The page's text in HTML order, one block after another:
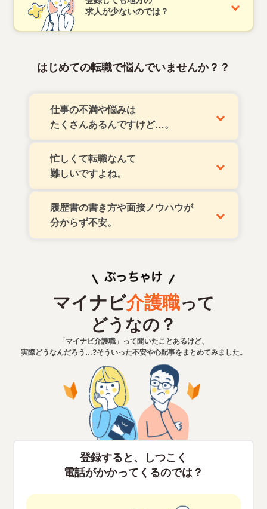
求人が少ないのでは？
はじめての転職で悩んでいませんか？？
仕事の不満や悩みは
たくさんあるんですけど…。
忙しくて転職なんて
難しいですよね。
履歴書の書き方や面接ノウハウが
分からず不安。
マイナビ介護職って
どうなの？
「マイナビ介護職」って聞いたことあるけど、
実際どうなんだろう…?そういった不安や心配事をまとめてみました。
登録すると、しつこく
電話がかかってくるのでは？